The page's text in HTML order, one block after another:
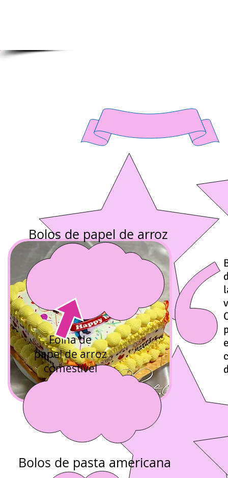
Bolos de papel de arroz
Folha de
papel de arroz
comestível
Bolos de pasta americana